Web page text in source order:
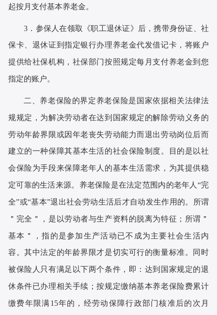
起按月支付基本养老金。
3．参保人在领取《职工退休证》后，携带身份证、社
保卡、退休证到指定银行办理养老金代发借记卡，将账户
提供给社保机构，社保部门按照规定每月支付养老金到您
指定的账户。
二、养老保险的界定养老保险是国家依据相关法律法
规规定，为解决劳动者在达到国家规定的解除劳动义务的
劳动年龄界限或因年老丧失劳动能力而退出劳动岗位后而
建立的一种保障其基本生活的社会保险制度。目的是以社
会保险为手段来保障老年人的基本生活需求，为其提供稳
定可靠的生活来源。养老保险是在法定范围内的老年人“完
全”或“基本”退出社会劳动生活后才自动发生作用的。所谓
＂完全＂，是以劳动者与生产资料的脱离为特征；所谓＂
基本＂，指的是参加生产活动已不成为主要社会生活内
容。其中法定的年龄界限才是切实可行的衡量标准。同时
被保险人只有满足以下两个条件，即：达到国家规定的退
休条件已办理相关手续；按规定缴纳基本养老保险费累计
缴费年限满15年的，经劳动保障行政部门核准后的次月